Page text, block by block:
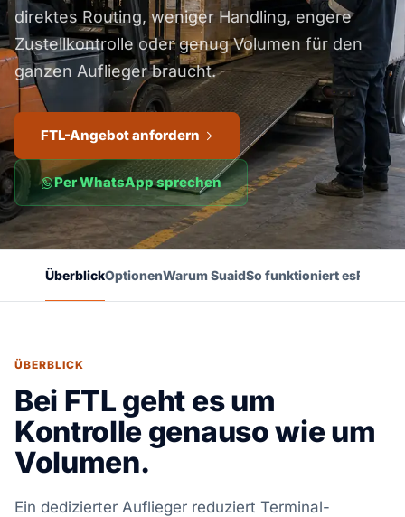
direktes Routing, weniger Handling, engere
Zustellkontrolle oder genug Volumen für den
ganzen Auflieger braucht.
FTL-Angebot anfordern
Per WhatsApp sprechen
ÜberblickOptionenWarum SuaidSo funktioniert esFAQ
ÜBERBLICK
Bei FTL geht es um
Kontrolle genauso wie um
Volumen.
Ein dedizierter Auflieger reduziert Terminal-